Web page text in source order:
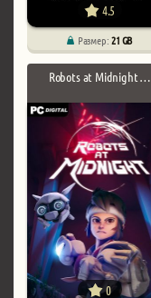
4.5
Размер:21 GB
Robots at Midnight …
0